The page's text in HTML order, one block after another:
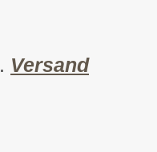
Versand